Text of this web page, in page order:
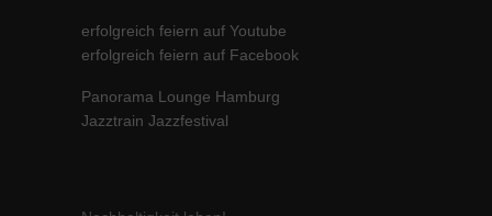
erfolgreich feiern auf Youtube
erfolgreich feiern auf Facebook
Panorama Lounge Hamburg
Jazztrain Jazzfestival